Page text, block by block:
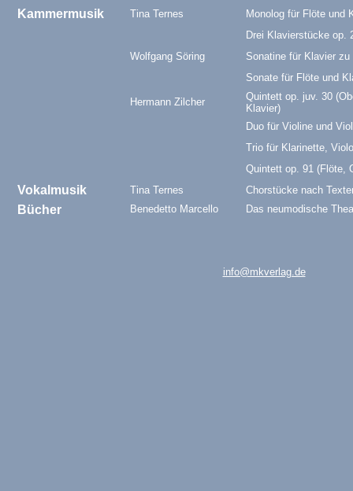
Kammermusik Tina Ternes
Monolog für Flöte und
Drei Klavierstücke op.
Wolfgang Söring
Sonatine für Klavier zu
Sonate für Flöte und
Hermann Zilcher
Quintett op. juv. 30
Klavier)
Duo für Violine und
Trio für Klarinette,
Quintett op. 91 (Flöte,
Vokalmusik Tina Ternes Chorstücke nach
Bücher Benedetto Marcello Das neumodische
info@mkverlag.de